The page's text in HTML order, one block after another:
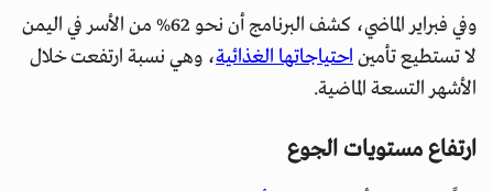
وفي فبراير الماضي، كشف البرنامج أن نحو 62% من الأسر في اليمن
لا تستطيع تأميناحتياجاتها الغذائية، وهي نسبة ارتفعت خلال
الأشهر التسعة الماضية.
ارتفاع مستويات الجوع